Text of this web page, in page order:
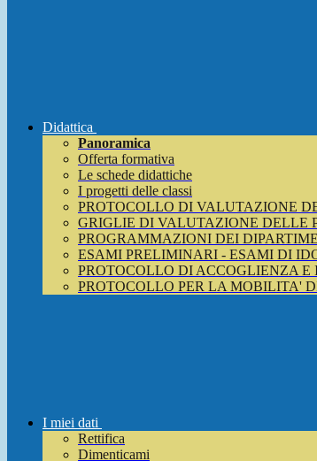
Didattica
Panoramica
Offerta formativa
Le schede didattiche
I progetti delle classi
PROTOCOLLO DI VALUTAZIONE
GRIGLIE DI VALUTAZIONE DELLE
PROGRAMMAZIONI DEI
ESAMI PRELIMINARI - ESAMI DI
PROTOCOLLO DI ACCOGLIENZA
PROTOCOLLO PER LA MOBILITA'
I miei dati
Rettifica
Dimenticami